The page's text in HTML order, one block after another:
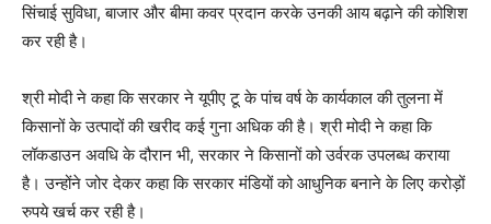
सिंचाई सुविधा, बाजार और बीमा कवर प्रदान करके उनकी आय बढ़ाने की कोशिश
कर रही है।
श्री मोदी ने कहा कि सरकार ने यूपीए टू के पांच वर्ष के कार्यकाल की तुलना में
किसानों के उत्पादों की खरीद कई गुना अधिक की है। श्री मोदी ने कहा कि‍
लॉकडाउन अवधि के दौरान भी, सरकार ने किसानों को उर्वरक उपलब्ध कराया
है। उन्होंने जोर देकर कहा कि सरकार मंडियों को आधुनिक बनाने के लिए करोड़ों
रुपये खर्च कर रही है।